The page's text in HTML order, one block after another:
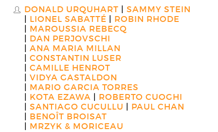
S DONALD URQUHART
SAMMY STEIN
LIONEL SABATTÉ
ROBIN RHODE
MAROUSSIA REBECQ
DAN PERJOVSCHI
ANA MARIA MILLAN
CONSTANTIN LUSER
CAMILLE HENROT
VIDYA GASTALDON
MARIO GARCIA TORRES
KOTA EZAWA
ROBERTO CUOGHI
SANTIAGO CUCULLU
PAUL CHAN
BENOÎT BROISAT
MRZYK & MORICEAU